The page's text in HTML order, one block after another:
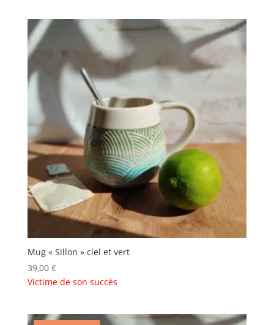
Mug « Sillon » ciel et vert
39,00 €
Victime de son succès